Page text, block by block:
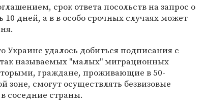
срок ответа посольств на запрос о
дней, а в в особо срочных случаях может
Украине удалось добиться подписания с
называемых "малых" миграционных
граждане, проживающие в 50-
зоне, смогут осуществлять безвизовые
соседние страны.